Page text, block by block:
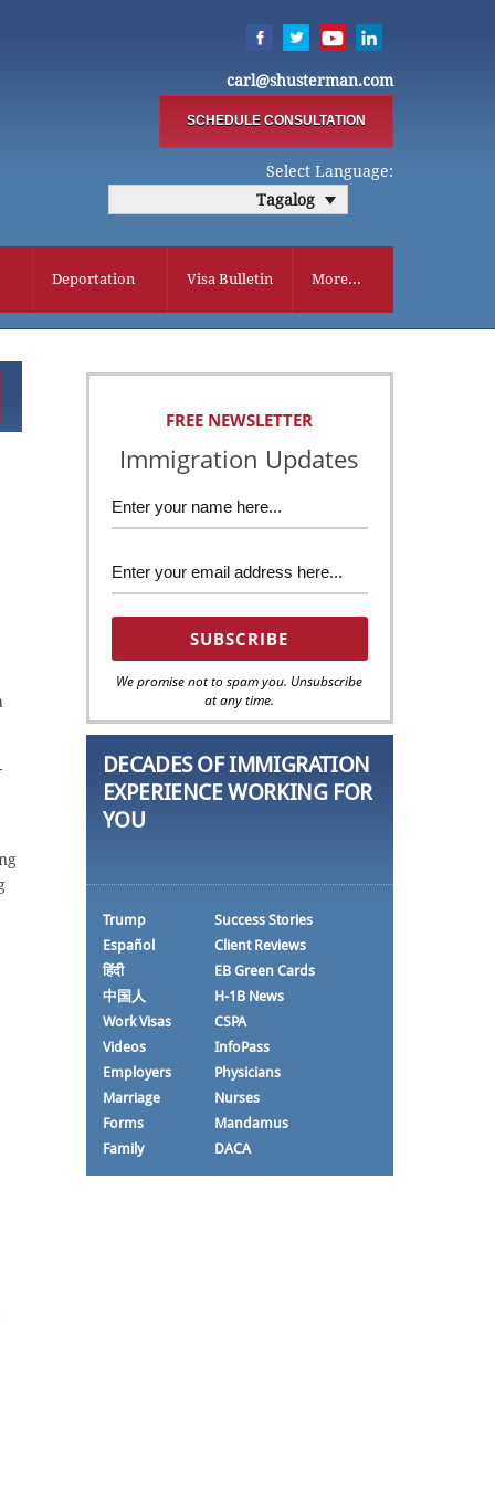
carl@shusterman.com
SCHEDULE CONSULTATION
Select Language:
Tagalog
Deportation Visa Bulletin More...
FREE NEWSLETTER
Immigration Updates
We promise not to spam you. Unsubscribe
at any time.
DECADES OF IMMIGRATION
EXPERIENCE WORKING FOR
YOU
Trump
Español
हिंदी
中国人
Work Visas
Videos
Employers
Marriage
Forms
Family
Success Stories
Client Reviews
EB Green Cards
H-1B News
CSPA
InfoPass
Physicians
Nurses
Mandamus
DACA